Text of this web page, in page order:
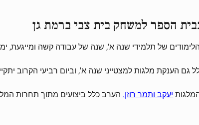
הספר למשחק בית צבי ברמת גן
גם הענקת מלגות למצטייני שנה א', וביום רביעי הקרוב
יעקב ותמר רוזן. הערב כלל ביצועים מתוך תחרות